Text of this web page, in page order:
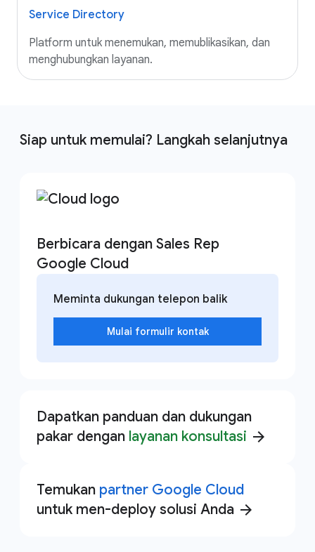
Service Directory
Platform untuk menemukan, memublikasikan, dan
menghubungkan layanan.
Siap untuk memulai? Langkah selanjutnya
Berbicara dengan Sales Rep
Google Cloud
Meminta dukungan telepon balik
Mulai formulir kontak
Dapatkan panduan dan dukungan
pakar dengan layanan konsultasi arrow_forward
Temukan partner Google Cloud
untuk men-deploy solusi Anda arrow_forward